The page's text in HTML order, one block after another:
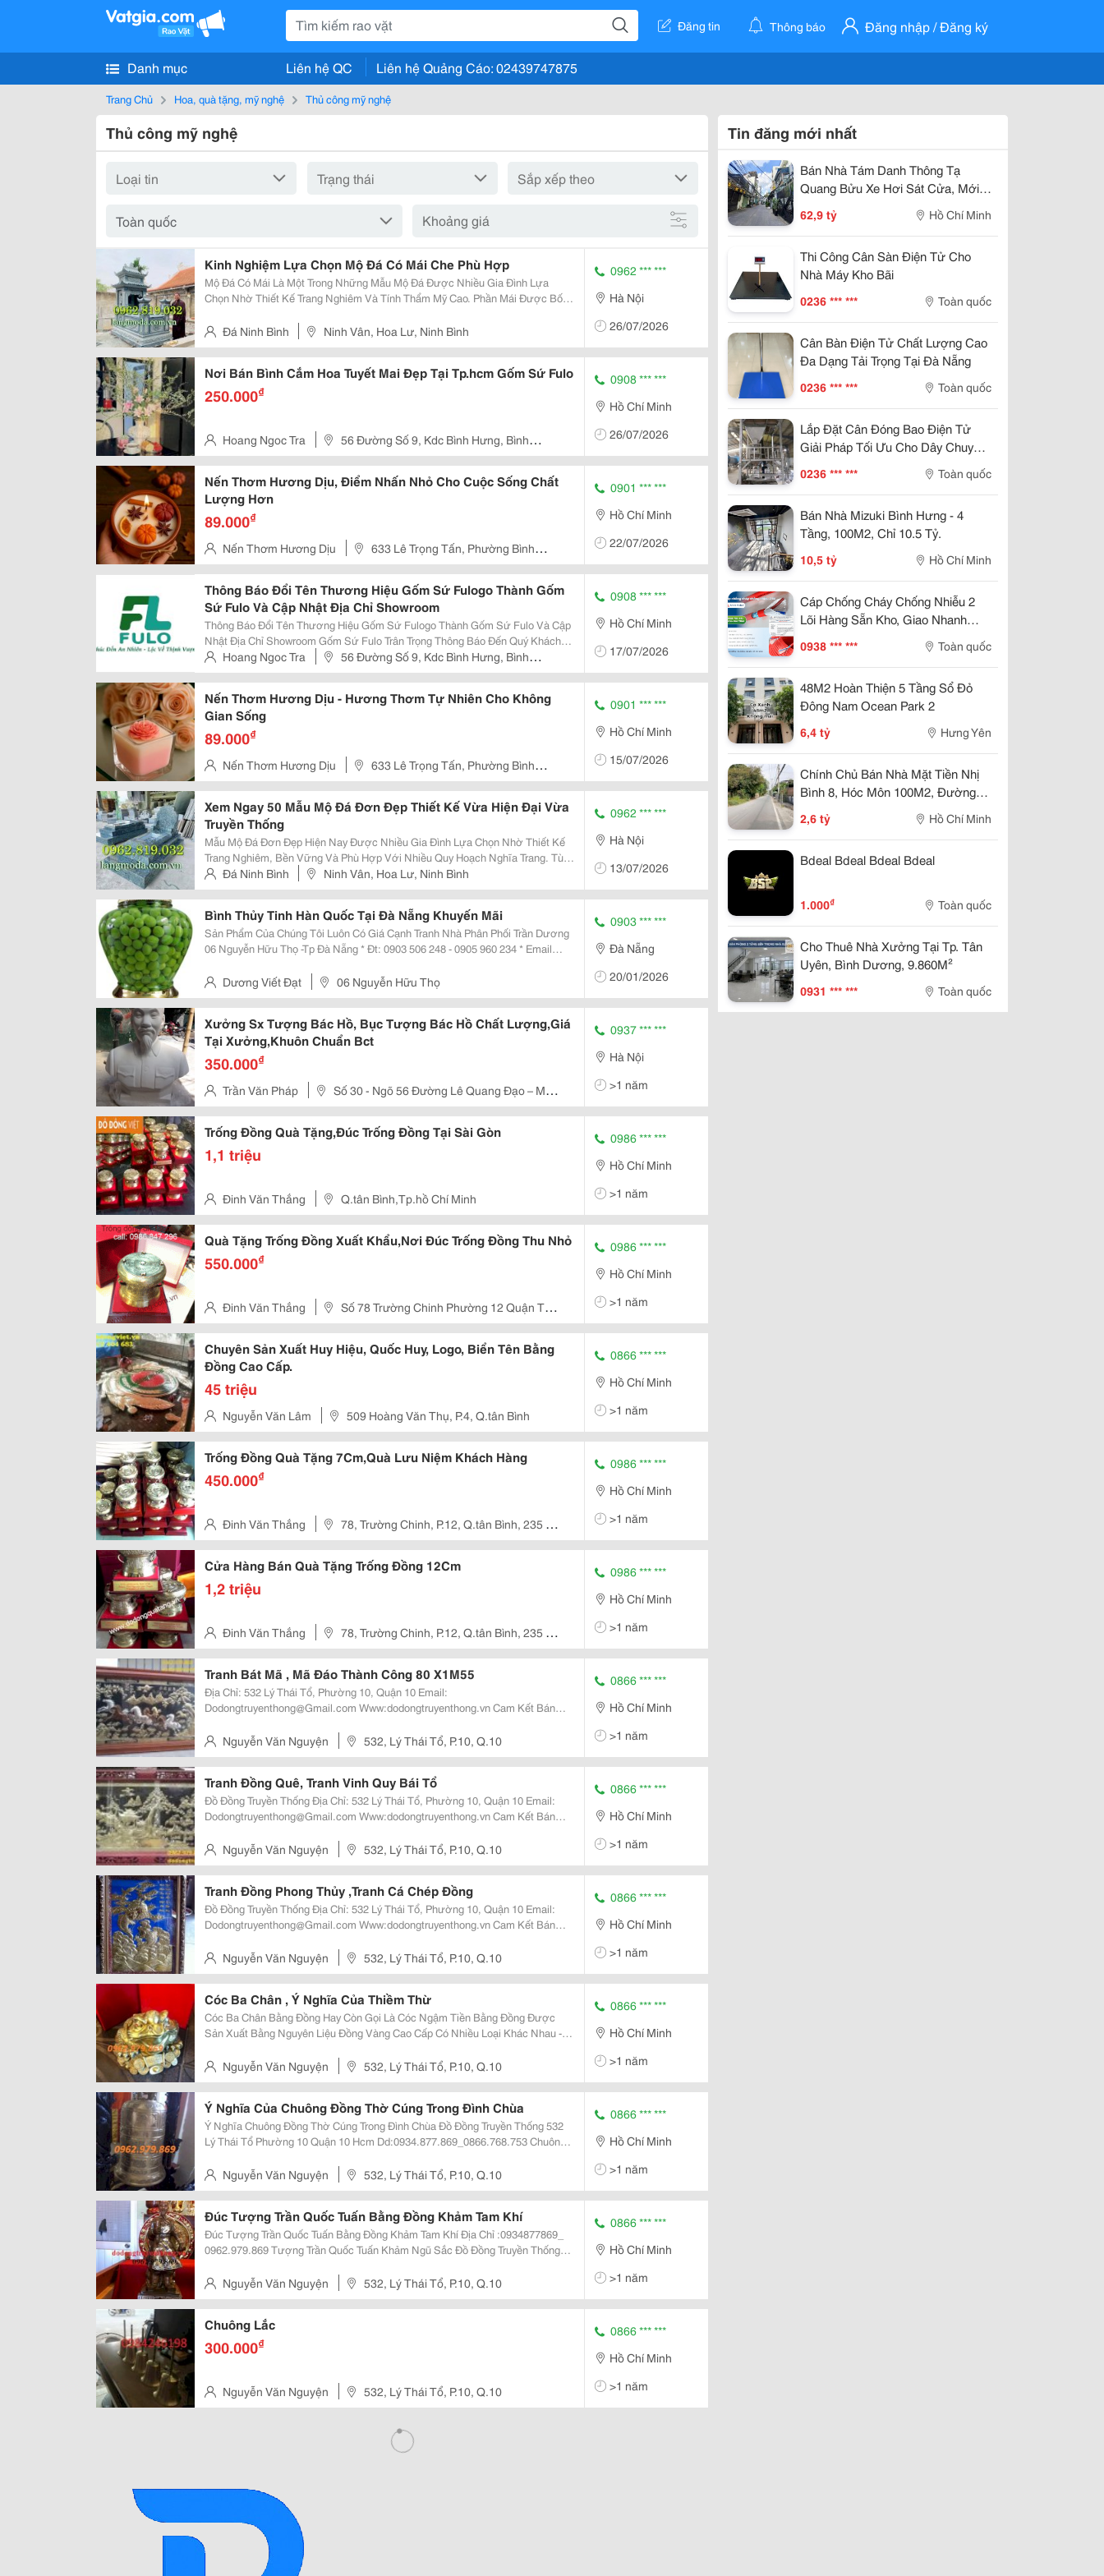
Đăng tin Thông báo Đăng nhập / Đăng ký
Danh mục Liên hệ QC Liên hệ Quảng Cáo: 02439747875
Trang Chủ Hoa, quà tặng, mỹ nghệ Thủ công mỹ nghệ
Thủ công mỹ nghệ
Khoảng giá
Kinh Nghiệm Lựa Chọn Mộ Đá Có Mái Che Phù Hợp
Mộ Đá Có Mái Là Một Trong Những Mẫu Mộ Đá Được Nhiều Gia Đình Lựa
Chọn Nhờ Thiết Kế Trang Nghiêm Và Tính Thẩm Mỹ Cao. Phần Mái Được Bố
Mưa Nắng, Góp Phần Tăng Độ Bền Và Giữ Công...
Đá Ninh Bình Ninh Vân, Hoa Lư, Ninh Bình
0962 *** ***
Hà Nội
26/07/2026
Nơi Bán Bình Cắm Hoa Tuyết Mai Đẹp Tại Tp.hcm Gốm Sứ Fulo
250.000₫
Hoang Ngoc Tra
56 Đường Số 9, Kdc Bình Hưng, Bình
Chánh
0908 *** ***
Hồ Chí Minh
26/07/2026
Nến Thơm Hương Dịu, Điểm Nhấn Nhỏ Cho Cuộc Sống Chất
Lượng Hơn
89.000₫
Nến Thơm Hương Dịu
633 Lê Trọng Tấn, Phường Bình
Hưng Hòa, Quận Bình Tân
0901 *** ***
Hồ Chí Minh
22/07/2026
Thông Báo Đổi Tên Thương Hiệu Gốm Sứ Fulogo Thành Gốm
Sứ Fulo Và Cập Nhật Địa Chỉ Showroom
Thông Báo Đổi Tên Thương Hiệu Gốm Sứ Fulogo Thành Gốm Sứ Fulo Và Cập
Nhật Địa Chỉ Showroom Gốm Sứ Fulo Trân Trọng Thông Báo Đến Quý Khách
Hàng Và Quý Đối Tác Về Việc Cập Nhật Tên Thương Hiệu Và Địa Chỉ
Showroom Chính Thức Kể Từ Ngày 25/10/2025. ...
Hoang Ngoc Tra
56 Đường Số 9, Kdc Bình Hưng, Bình
Chánh
0908 *** ***
Hồ Chí Minh
17/07/2026
Nến Thơm Hương Dịu - Hương Thơm Tự Nhiên Cho Không
Gian Sống
89.000₫
Nến Thơm Hương Dịu
633 Lê Trọng Tấn, Phường Bình
Hưng Hòa, Quận Bình Tân
0901 *** ***
Hồ Chí Minh
15/07/2026
Xem Ngay 50 Mẫu Mộ Đá Đơn Đẹp Thiết Kế Vừa Hiện Đại Vừa
Truyền Thống
Mẫu Mộ Đá Đơn Đẹp Hiện Nay Được Nhiều Gia Đình Lựa Chọn Nhờ Thiết Kế
Trang Nghiêm, Bền Vững Và Phù Hợp Với Nhiều Quy Hoạch Nghĩa Trang. Tùy
Theo Nhu Cầu Sử Dụng, Gia Chủ Có Thể Lựa Chọn Mẫu Mộ Đơn Đẹp Bằng Đá
Theo Phong Cách Truyền Thống Hoặc Hiện...
Đá Ninh Bình Ninh Vân, Hoa Lư, Ninh Bình
0962 *** ***
Hà Nội
13/07/2026
Bình Thủy Tinh Hàn Quốc Tại Đà Nẵng Khuyến Mãi
Sản Phẩm Của Chúng Tôi Luôn Có Giá Cạnh Tranh Nhà Phân Phối Trần Dương
06 Nguyễn Hữu Thọ -Tp Đà Nẵng * Đt: 0903 506 248 - 0905 960 234 * Email
Giờ Phục Vụ: T.hai -...
Dương Viết Đạt 06 Nguyễn Hữu Thọ
0903 *** ***
Đà Nẵng
20/01/2026
Xưởng Sx Tượng Bác Hồ, Bục Tượng Bác Hồ Chất Lượng,Giá
Tại Xưởng,Khuôn Chuẩn Bct
350.000₫
Trần Văn Pháp
Số 30 - Ngõ 56 Đường Lê Quang Đạo – Mễ
Trì-Hà Nội
0937 *** ***
Hà Nội
>1 năm
Trống Đồng Quà Tặng,Đúc Trống Đồng Tại Sài Gòn
1,1 triệu
Đinh Văn Thắng Q.tân Bình,Tp.hồ Chí Minh
0986 *** ***
Hồ Chí Minh
>1 năm
Quà Tặng Trống Đồng Xuất Khẩu,Nơi Đúc Trống Đồng Thu Nhỏ
550.000₫
Đinh Văn Thắng
Số 78 Trường Chinh Phường 12 Quận Tân
Bình Tphcm
0986 *** ***
Hồ Chí Minh
>1 năm
Chuyên Sản Xuất Huy Hiệu, Quốc Huy, Logo, Biển Tên Bằng
Đồng Cao Cấp.
45 triệu
Nguyễn Văn Lâm 509 Hoàng Văn Thụ, P.4, Q.tân Bình
0866 *** ***
Hồ Chí Minh
>1 năm
Trống Đồng Quà Tặng 7Cm,Quà Lưu Niệm Khách Hàng
450.000₫
Đinh Văn Thắng
78, Trường Chinh, P.12, Q.tân Bình, 235 Lê
Duẩn- Hn
0986 *** ***
Hồ Chí Minh
>1 năm
Cửa Hàng Bán Quà Tặng Trống Đồng 12Cm
1,2 triệu
Đinh Văn Thắng
78, Trường Chinh, P.12, Q.tân Bình, 235 Lê
Duẩn- Hn
0986 *** ***
Hồ Chí Minh
>1 năm
Tranh Bát Mã , Mã Đáo Thành Công 80 X1M55
Địa Chỉ: 532 Lý Thái Tổ, Phường 10, Quận 10 Email:
Dodongtruyenthong@Gmail.com Www:dodongtruyenthong.vn Cam Kết Bán
0962.979.869 Cửa Hàng Sản Xuất Tr
Nguyễn Văn Nguyện 532, Lý Thái Tổ, P.10, Q.10
0866 *** ***
Hồ Chí Minh
>1 năm
Tranh Đồng Quê, Tranh Vinh Quy Bái Tổ
Đồ Đồng Truyền Thống Địa Chỉ: 532 Lý Thái Tổ, Phường 10, Quận 10 Email:
Dodongtruyenthong@Gmail.com Www:dodongtruyenthong.vn Cam Kết Bán
0962.979.
Nguyễn Văn Nguyện 532, Lý Thái Tổ, P.10, Q.10
0866 *** ***
Hồ Chí Minh
>1 năm
Tranh Đồng Phong Thủy ,Tranh Cá Chép Đồng
Đồ Đồng Truyền Thống Địa Chỉ: 532 Lý Thái Tổ, Phường 10, Quận 10 Email:
Dodongtruyenthong@Gmail.com Www:dodongtruyenthong.vn Cam Kết Bán
0962.979.
Nguyễn Văn Nguyện 532, Lý Thái Tổ, P.10, Q.10
0866 *** ***
Hồ Chí Minh
>1 năm
Cóc Ba Chân , Ý Nghĩa Của Thiềm Thừ
Cóc Ba Chân Bằng Đồng Hay Còn Gọi Là Cóc Ngậm Tiền Bằng Đồng Được
Sản Xuất Bằng Nguyên Liệu Đồng Vàng Cao Cấp Có Nhiều Loại Khác Nhau -
14Cm, 18Cm, 22Cm, 40Cm....ngoài Ra Cơ Sở Đúc
Nguyễn Văn Nguyện 532, Lý Thái Tổ, P.10, Q.10
0866 *** ***
Hồ Chí Minh
>1 năm
Ý Nghĩa Của Chuông Đồng Thờ Cúng Trong Đình Chùa
Ý Nghĩa Chuông Đồng Thờ Cúng Trong Đình Chùa Đồ Đồng Truyền Thống 532
Lý Thái Tổ Phường 10 Quận 10 Hcm Dd:0934.877.869_0866.768.753 Chuông
Chuông Chúng Tôi Đúc Ra L
Nguyễn Văn Nguyện 532, Lý Thái Tổ, P.10, Q.10
0866 *** ***
Hồ Chí Minh
>1 năm
Đúc Tượng Trần Quốc Tuấn Bằng Đồng Khảm Tam Khí
Đúc Tượng Trần Quốc Tuấn Bằng Đồng Khảm Tam Khí Địa Chỉ :0934877869_
0962.979.869 Tượng Trần Quốc Tuấn Khảm Ngũ Sắc Đồ Đồng Truyền Thống
Bàn Làm Việc Và Phòng Khách: Công
Nguyễn Văn Nguyện 532, Lý Thái Tổ, P.10, Q.10
0866 *** ***
Hồ Chí Minh
>1 năm
Chuông Lắc
300.000₫
Nguyễn Văn Nguyện 532, Lý Thái Tổ, P.10, Q.10
0866 *** ***
Hồ Chí Minh
>1 năm
Tin đăng mới nhất
Bán Nhà Tám Danh Thông Tạ
Quang Bửu Xe Hơi Sát Cửa, Mới
62,9 tỷ Hồ Chí Minh
Thi Công Cân Sàn Điện Tử Cho
Nhà Máy Kho Bãi
0236 *** *** Toàn quốc
Cân Bàn Điện Tử Chất Lượng Cao
Đa Dạng Tải Trọng Tại Đà Nẵng
0236 *** *** Toàn quốc
Lắp Đặt Cân Đóng Bao Điện Tử
Giải Pháp Tối Ưu Cho Dây Chuyền
0236 *** *** Toàn quốc
Bán Nhà Mizuki Bình Hưng - 4
Tầng, 100M2, Chỉ 10.5 Tỷ.
10,5 tỷ Hồ Chí Minh
Cáp Chống Cháy Chống Nhiễu 2
Lõi Hàng Sẵn Kho, Giao Nhanh
Toàn Quốc Đà Nẵng, Hn
0938 *** *** Toàn quốc
48M2 Hoàn Thiện 5 Tầng Sổ Đỏ
Đông Nam Ocean Park 2
6,4 tỷ Hưng Yên
Chính Chủ Bán Nhà Mặt Tiền Nhị
Bình 8, Hóc Môn 100M2, Đường
Thông, Gần Chợ, Giá 2,6 Tỷ
2,6 tỷ Hồ Chí Minh
Bdeal Bdeal Bdeal Bdeal
1.000₫ Toàn quốc
Cho Thuê Nhà Xưởng Tại Tp. Tân
Uyên, Bình Dương, 9.860M²
0931 *** *** Toàn quốc